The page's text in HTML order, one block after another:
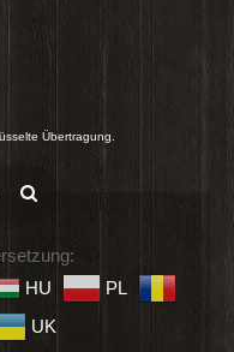
Übertragung.
HU
PL
UK